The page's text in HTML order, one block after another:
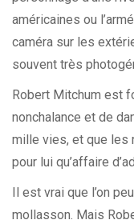
américaines ou
caméra sur les
souvent très
Robert Mitchum est
nonchalance et de
mille vies, et que les
pour lui qu’affaire
Il est vrai que l’on
mollasson. Mais